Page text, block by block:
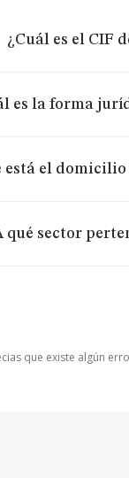
¿Cuál es el CIF
es la forma
está el
qué sector
que existe algún